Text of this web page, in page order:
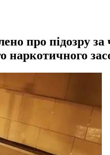
про підозру